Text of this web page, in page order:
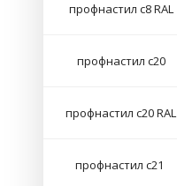
профнастил с8 RAL
профнастил с20
профнастил с20 RAL
профнастил с21